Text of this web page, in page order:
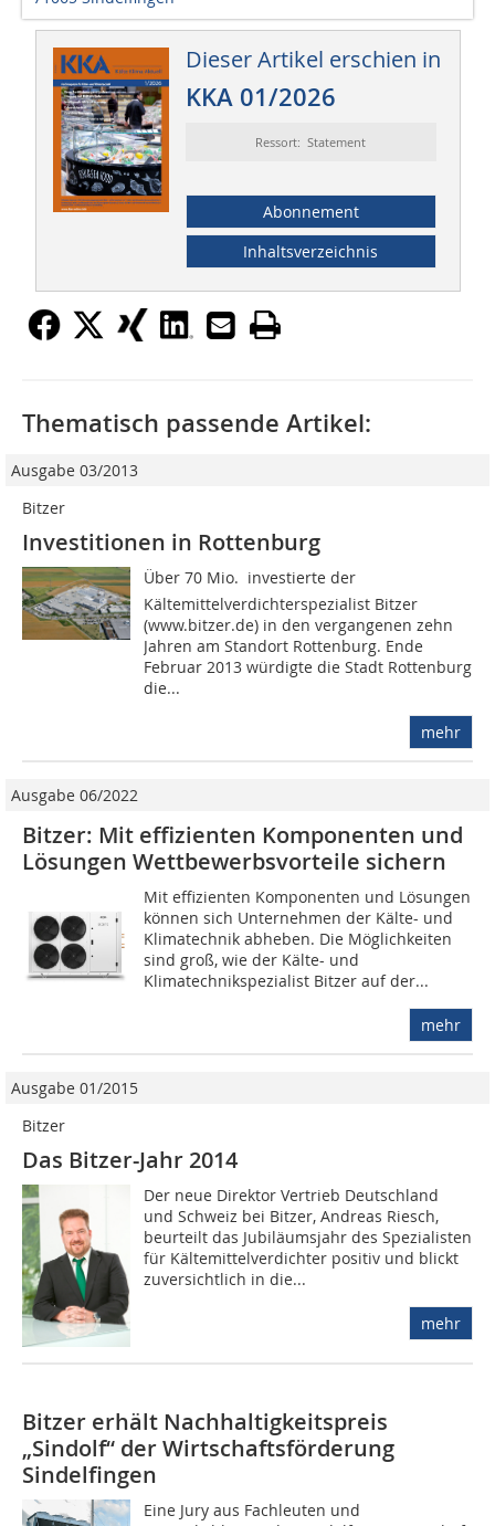
Dieser Artikel erschien in
KKA 01/2026
Ressort: Statement
Abonnement
Inhaltsverzeichnis
Thematisch passende Artikel:
Ausgabe 03/2013
Bitzer
Investitionen in Rottenburg
Über 70 Mio.  investierte der
Kältemittelverdichterspezialist Bitzer
(www.bitzer.de) in den vergangenen zehn
Jahren am Standort Rottenburg. Ende
Februar 2013 würdigte die Stadt Rottenburg
die...
mehr
Ausgabe 06/2022
Bitzer: Mit effizienten Komponenten und
Lösungen Wettbewerbsvorteile sichern
Mit effizienten Komponenten und Lösungen
können sich Unternehmen der Kälte- und
Klimatechnik abheben. Die Möglichkeiten
sind groß, wie der Kälte- und
Klimatechnikspezialist Bitzer auf der...
mehr
Ausgabe 01/2015
Bitzer
Das Bitzer-Jahr 2014
Der neue Direktor Vertrieb Deutschland
und Schweiz bei Bitzer, Andreas Riesch,
beurteilt das Jubiläumsjahr des Spezialisten
für Kältemittelverdichter positiv und blickt
zuversichtlich in die...
mehr
Bitzer erhält Nachhaltigkeitspreis
„Sindolf“ der Wirtschaftsförderung
Sindelfingen
Eine Jury aus Fachleuten und